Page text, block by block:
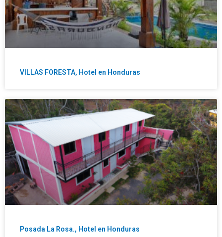
VILLAS FORESTA, Hotel en Honduras
Posada La Rosa., Hotel en Honduras